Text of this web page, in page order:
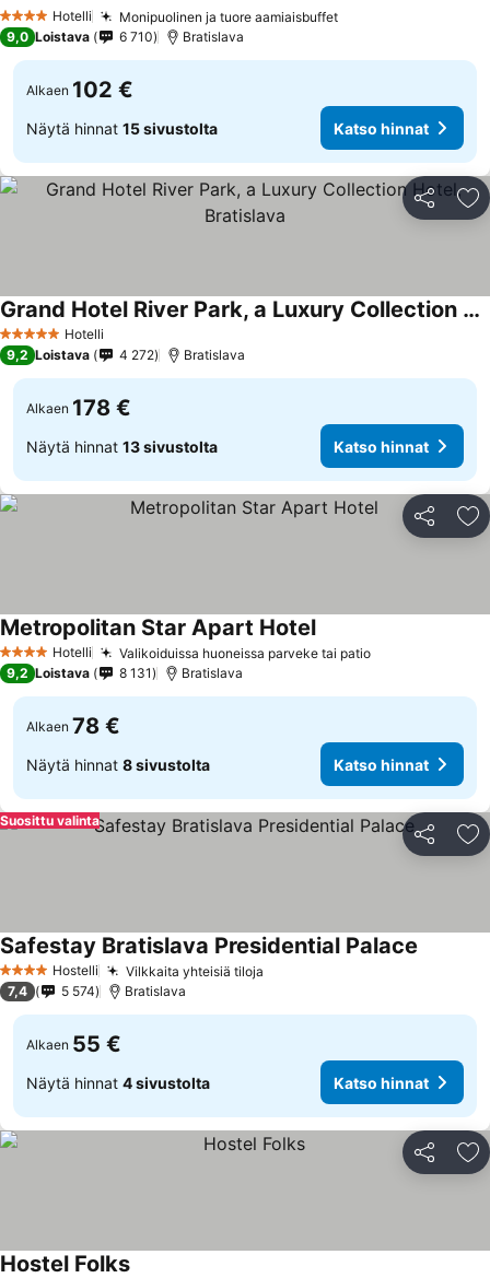
4 Tähtiluokitus
Hotelli Monipuolinen ja tuore aamiaisbuffet
9,0 Loistava 6 710 Bratislava
Alkaen 102 €
Näytä hinnat 15 sivustolta Katso hinnat
Jaa
5 Tähtiluokitus
Hotelli
Grand Hotel River Park, a Luxury Collection Hotel, Bratislava
9,2 Loistava 4 272 Bratislava
Alkaen 178 €
Näytä hinnat 13 sivustolta Katso hinnat
Jaa
4 Tähtiluokitus
Hotelli Valikoiduissa huoneissa parveke tai patio
Metropolitan Star Apart Hotel
9,2 Loistava 8 131 Bratislava
Alkaen 78 €
Näytä hinnat 8 sivustolta Katso hinnat
Jaa
Suosittu valinta
4 Tähtiluokitus
Hostelli Vilkkaita yhteisiä tiloja
Safestay Bratislava Presidential Palace
7,4 5 574 Bratislava
Alkaen 55 €
Näytä hinnat 4 sivustolta Katso hinnat
Jaa
Hostel Folks